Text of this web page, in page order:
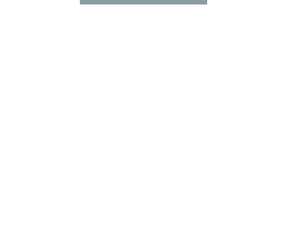
BOOK NOW